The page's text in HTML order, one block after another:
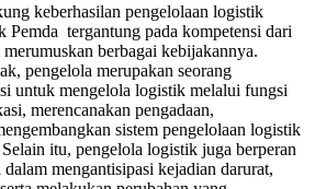
keberhasilan pengelolaan logistik
Pemda tergantung pada kompetensi dari
berbagai kebijakannya.
pengelola merupakan seorang
untuk mengelola logistik melalui fungsi
merencanakan pengadaan,
sistem pengelolaan logistik
itu, pengelola logistik juga berperan
mengantisipasi kejadian darurat,